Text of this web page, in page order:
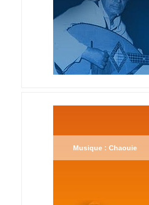
Musique : Chaouie